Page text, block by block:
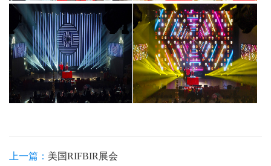
上一篇： 美国RIFBIR展会